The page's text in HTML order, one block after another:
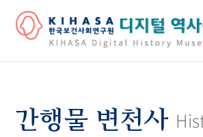
간행물 변천사